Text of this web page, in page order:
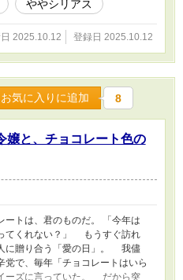
ややシリアス
2025.10.12 登録日 2025.10.12
お気に入りに追加 8
嬢と、チョコレート色の
トは、君のものだ。 「今年は
てくれない？」 もうすぐ訪れ
に贈り合う「愛の日」。 我儘
で、毎年「チョコレートはいら
ーズに言っていた。 だから突